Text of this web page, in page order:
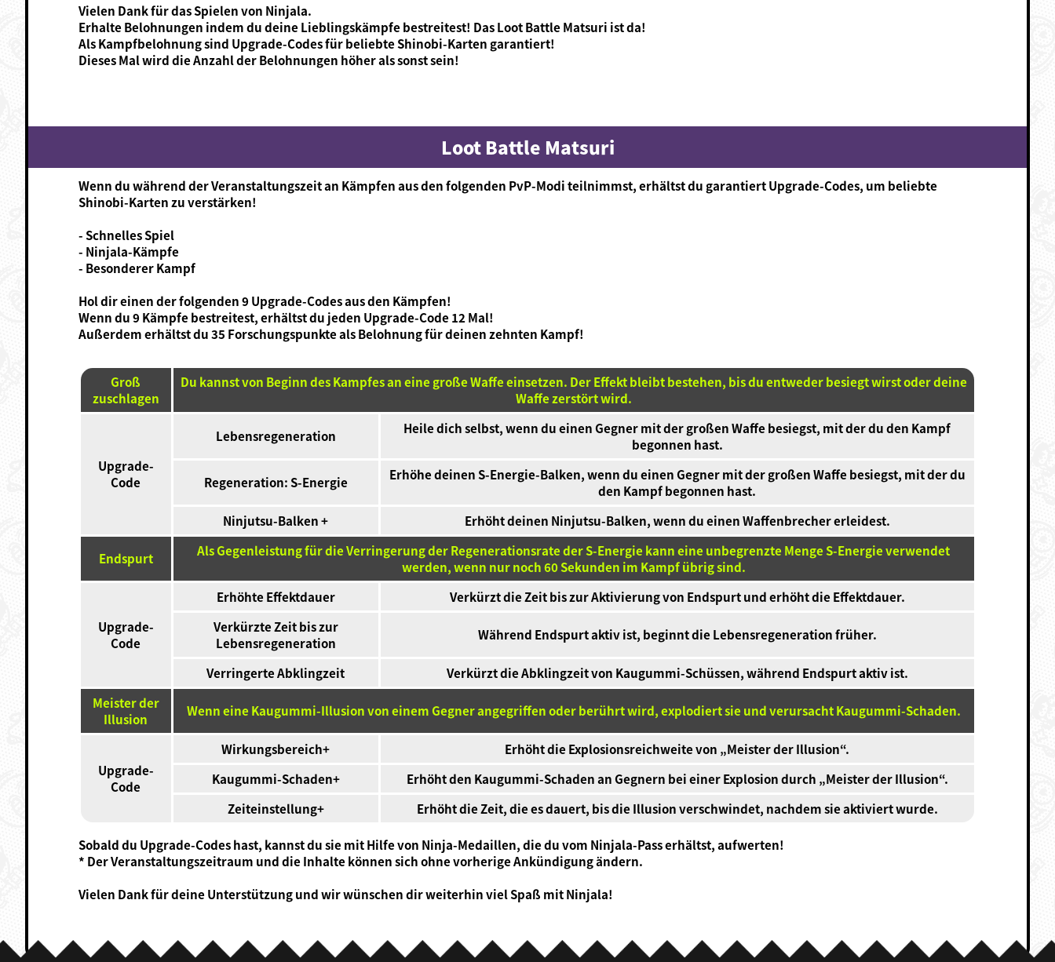
Vielen Dank für das Spielen von Ninjala.
Erhalte Belohnungen indem du deine Lieblingskämpfe bestreitest! Das Loot Battle Matsuri ist da!
Als Kampfbelohnung sind Upgrade-Codes für beliebte Shinobi-Karten garantiert!
Dieses Mal wird die Anzahl der Belohnungen höher als sonst sein!
Loot Battle Matsuri
Wenn du während der Veranstaltungszeit an Kämpfen aus den folgenden PvP-Modi teilnimmst, erhältst du garantiert Upgrade-Codes, um beliebte
Shinobi-Karten zu verstärken!
- Schnelles Spiel
- Ninjala-Kämpfe
- Besonderer Kampf
Hol dir einen der folgenden 9 Upgrade-Codes aus den Kämpfen!
Wenn du 9 Kämpfe bestreitest, erhältst du jeden Upgrade-Code 12 Mal!
Außerdem erhältst du 35 Forschungspunkte als Belohnung für deinen zehnten Kampf!
Groß
zuschlagen
Du kannst von Beginn des Kampfes an eine große Waffe einsetzen. Der Effekt bleibt bestehen, bis du entweder besiegt wirst oder deine
Waffe zerstört wird.
Upgrade-
Code
Lebensregeneration
Heile dich selbst, wenn du einen Gegner mit der großen Waffe besiegst, mit der du den Kampf
begonnen hast.
Regeneration: S-Energie
Erhöhe deinen S-Energie-Balken, wenn du einen Gegner mit der großen Waffe besiegst, mit der du
den Kampf begonnen hast.
Ninjutsu-Balken +
Erhöht deinen Ninjutsu-Balken, wenn du einen Waffenbrecher erleidest.
Endspurt
Als Gegenleistung für die Verringerung der Regenerationsrate der S-Energie kann eine unbegrenzte Menge S-Energie verwendet
werden, wenn nur noch 60 Sekunden im Kampf übrig sind.
Upgrade-
Code
Erhöhte Effektdauer
Verkürzt die Zeit bis zur Aktivierung von Endspurt und erhöht die Effektdauer.
Verkürzte Zeit bis zur
Lebensregeneration
Während Endspurt aktiv ist, beginnt die Lebensregeneration früher.
Verringerte Abklingzeit
Verkürzt die Abklingzeit von Kaugummi-Schüssen, während Endspurt aktiv ist.
Meister der
Illusion
Wenn eine Kaugummi-Illusion von einem Gegner angegriffen oder berührt wird, explodiert sie und verursacht Kaugummi-Schaden.
Upgrade-
Code
Wirkungsbereich+
Erhöht die Explosionsreichweite von „Meister der Illusion“.
Kaugummi-Schaden+
Erhöht den Kaugummi-Schaden an Gegnern bei einer Explosion durch „Meister der Illusion“.
Zeiteinstellung+
Erhöht die Zeit, die es dauert, bis die Illusion verschwindet, nachdem sie aktiviert wurde.
Sobald du Upgrade-Codes hast, kannst du sie mit Hilfe von Ninja-Medaillen, die du vom Ninjala-Pass erhältst, aufwerten!
* Der Veranstaltungszeitraum und die Inhalte können sich ohne vorherige Ankündigung ändern.
Vielen Dank für deine Unterstützung und wir wünschen dir weiterhin viel Spaß mit Ninjala!